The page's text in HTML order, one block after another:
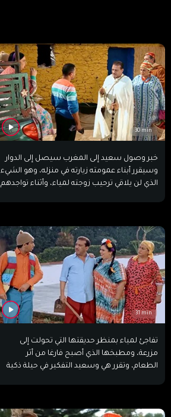
30 min
خبر وصول سعيد إلى المغرب سيصل إلى الدوار
وسيقرر أبناء عمومته زيارته في منزله، وهو الشيء
الذي لن يلاقي ترحيب زوجته لمياء، وأثناء تواجدهم
31 min
تفاجئ لمياء بمنظر حديقتها التي تحولت إلى
مزرعة، ومطبخها الذي أصبح فارغا من أثر
الطعام، وتقرر هي وسعيد التفكير في حيلة ذكية